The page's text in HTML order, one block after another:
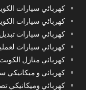
كهربائي سيارات الكويت -
كهربائي سيارات الكويت
كهربائي سيارات
كهربائي سيارات
كهربائي منازل الكويت 65742444
كهربائي و ميكانيكي
كهربائي وميكانيكي